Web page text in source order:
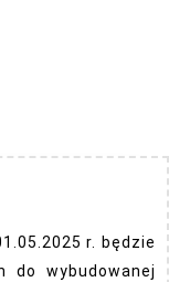
r. będzie
do wybudowanej